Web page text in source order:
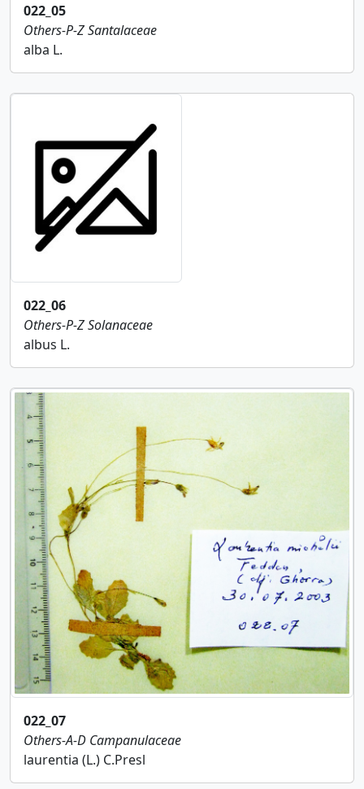
022_05
Others-P-ZSantalaceae
alba L.
022_06
Others-P-ZSolanaceae
albus L.
022_07
Others-A-D Campanulaceae
laurentia (L.) C.Presl